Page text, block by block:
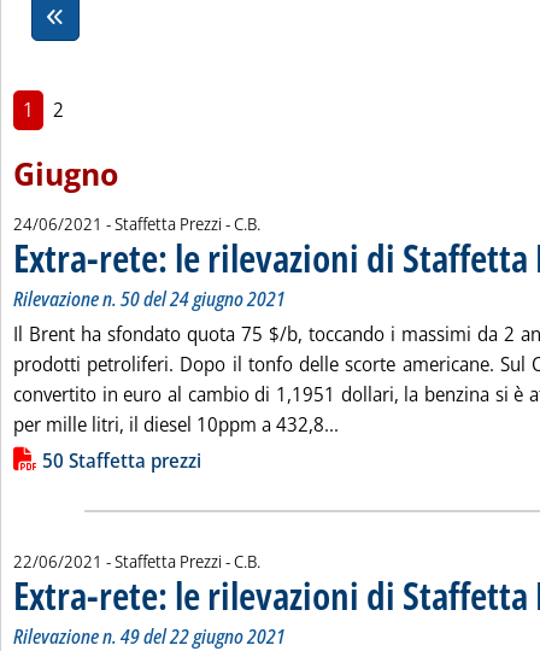
1 2
Giugno
24/06/2021 - Staffetta Prezzi -di:
C.B.
Extra-rete: le rilevazioni di Staffetta
Rilevazione n. 50 del 24 giugno 2021
Il Brent ha sfondato quota 75 $/b, toccando i massimi da 2
prodotti petroliferi. Dopo il tonfo delle scorte americane. Sul
convertito in euro al cambio di 1,1951 dollari, la benzina si è
per mille litri, il diesel 10ppm a 432,8...
Lista allegati PDF alla notizia
50 Staffetta prezzi
22/06/2021 - Staffetta Prezzi -di:
C.B.
Extra-rete: le rilevazioni di Staffetta
Rilevazione n. 49 del 22 giugno 2021